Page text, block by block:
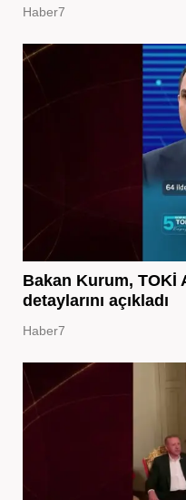
Haber7
Bakan Kurum, TOKİ
detaylarını açıkladı
Haber7